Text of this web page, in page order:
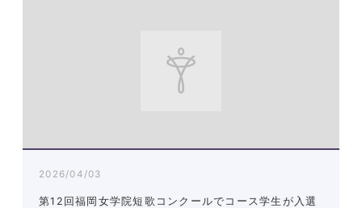
2026/04/03
第12回福岡女学院短歌コンクールでコース学生が入選